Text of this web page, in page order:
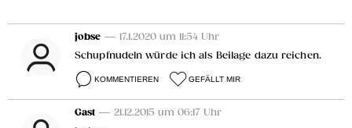
jobse — 17.1.2020 um 11:54 Uhr
Schupfnudeln würde ich als Beilage dazu reichen.
KOMMENTIEREN GEFÄLLT MIR
Gast — 21.12.2015 um 06:17 Uhr